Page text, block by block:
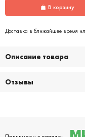
В корзину
Доставка в ближайшее время
Описание товара
Отзывы